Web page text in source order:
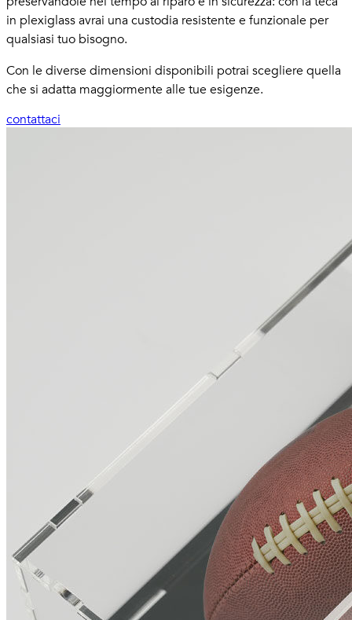
in plexiglass avrai una custodia resistente e funzionale per
qualsiasi tuo bisogno.
Con le diverse dimensioni disponibili potrai scegliere quella
che si adatta maggiormente alle tue esigenze.
contattaci